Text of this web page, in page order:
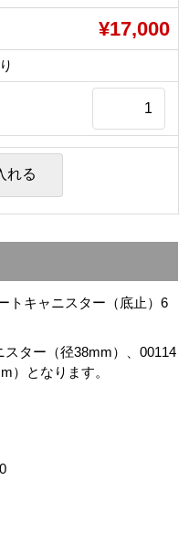
¥17,000
トキャニスター（底止）6
ター（径38mm）、00114
）となります。